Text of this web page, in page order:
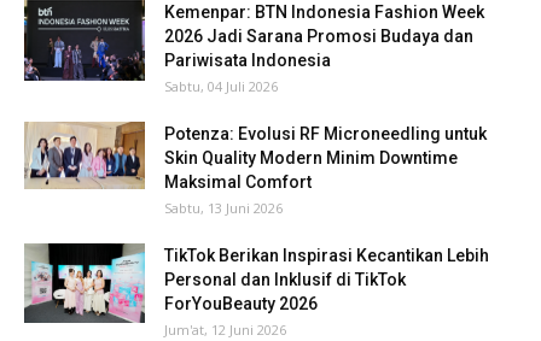
Kemenpar: BTN Indonesia Fashion Week
2026 Jadi Sarana Promosi Budaya dan
Pariwisata Indonesia
Sabtu, 04 Juli 2026
Potenza: Evolusi RF Microneedling untuk
Skin Quality Modern Minim Downtime
Maksimal Comfort
Sabtu, 13 Juni 2026
TikTok Berikan Inspirasi Kecantikan Lebih
Personal dan Inklusif di TikTok
ForYouBeauty 2026
Jum'at, 12 Juni 2026